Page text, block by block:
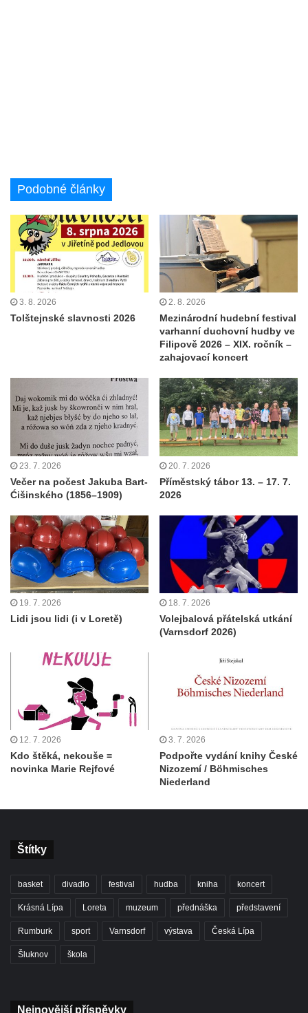
Podobné články
3. 8. 2026
Tolštejnské slavnosti 2026
2. 8. 2026
Mezinárodní hudební festival
varhanní duchovní hudby ve
Filipově 2026 – XIX. ročník –
zahajovací koncert
23. 7. 2026
Večer na počest Jakuba Bart-
Ćišinského (1856–1909)
20. 7. 2026
Příměstský tábor 13. – 17. 7.
2026
19. 7. 2026
Lidi jsou lidi (i v Loretě)
18. 7. 2026
Volejbalová přátelská utkání
(Varnsdorf 2026)
12. 7. 2026
Kdo štěká, nekouše =
novinka Marie Rejfové
3. 7. 2026
Podpořte vydání knihy České
Nizozemí / Böhmisches
Niederland
Štítky
basket divadlo festival hudba kniha koncert
Krásná Lípa Loreta muzeum přednáška představení
Rumburk sport Varnsdorf výstava Česká Lípa
Šluknov škola
Nejnovější příspěvky